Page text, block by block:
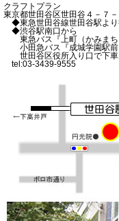
クラフトプラン
東京都世田谷区世田谷４－７－
◆東急世田谷線世田谷駅より
◆渋谷駅南口から
東急バス『上町（かみまち
小田急バス『成城学園駅前
世田谷区役所入り口で下車
tel:03-3439-9555